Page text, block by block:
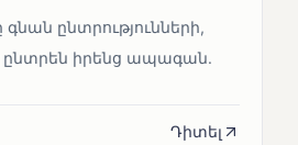
գնան ընտրությունների,
ընտրեն իրենց ապագան.
Դիտել